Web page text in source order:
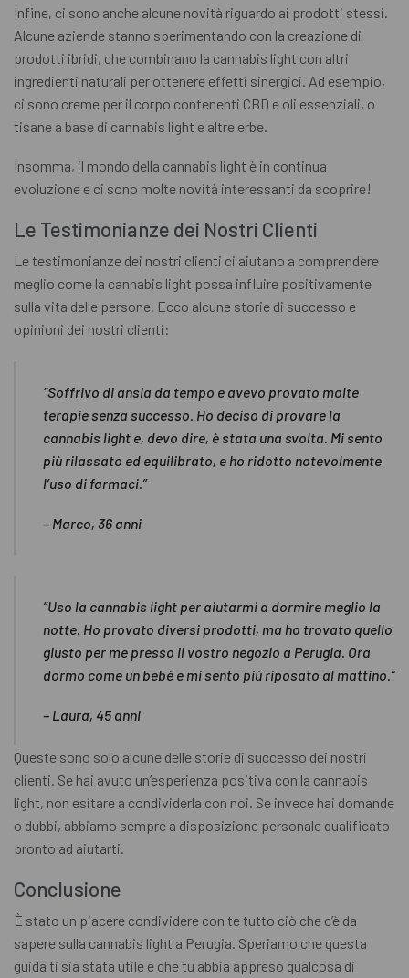
Infine, ci sono anche alcune novità riguardo ai prodotti stessi.
Alcune aziende stanno sperimentando con la creazione di
prodotti ibridi, che combinano la cannabis light con altri
ingredienti naturali per ottenere effetti sinergici. Ad esempio,
ci sono creme per il corpo contenenti CBD e oli essenziali, o
tisane a base di cannabis light e altre erbe.
Insomma, il mondo della cannabis light è in continua
evoluzione e ci sono molte novità interessanti da scoprire!
Le Testimonianze dei Nostri Clienti
Le testimonianze dei nostri clienti ci aiutano a comprendere
meglio come la cannabis light possa influire positivamente
sulla vita delle persone. Ecco alcune storie di successo e
opinioni dei nostri clienti:
“Soffrivo di ansia da tempo e avevo provato molte
terapie senza successo. Ho deciso di provare la
cannabis light e, devo dire, è stata una svolta. Mi sento
più rilassato ed equilibrato, e ho ridotto notevolmente
l’uso di farmaci.”
– Marco, 36 anni
“Uso la cannabis light per aiutarmi a dormire meglio la
notte. Ho provato diversi prodotti, ma ho trovato quello
giusto per me presso il vostro negozio a Perugia. Ora
dormo come un bebè e mi sento più riposato al mattino.”
– Laura, 45 anni
Queste sono solo alcune delle storie di successo dei nostri
clienti. Se hai avuto un’esperienza positiva con la cannabis
light, non esitare a condividerla con noi. Se invece hai domande
o dubbi, abbiamo sempre a disposizione personale qualificato
pronto ad aiutarti.
Conclusione
È stato un piacere condividere con te tutto ciò che c’è da
sapere sulla cannabis light a Perugia. Speriamo che questa
guida ti sia stata utile e che tu abbia appreso qualcosa di